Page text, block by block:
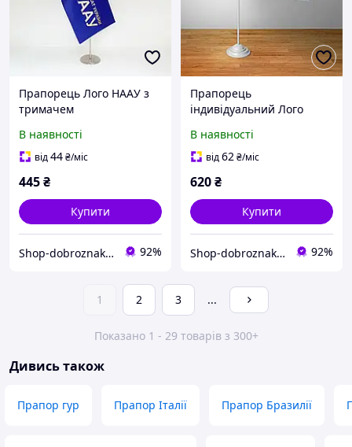
Прапорець Лого НААУ з
тримачем
В наявності
від44₴/міс
445₴
Купити
Shop-dobroznak - Інтернет-магазин значків 92%
Прапорець
індивідуальний Лого
адвоката
В наявності
від62₴/міс
620₴
Купити
Shop-dobroznak - Інтернет-магазин значків 92%
1 2 3 ...
Показано 1 - 29 товарів з 300+
Дивись також
Прапор гур Прапор Італії Прапор Бразилії